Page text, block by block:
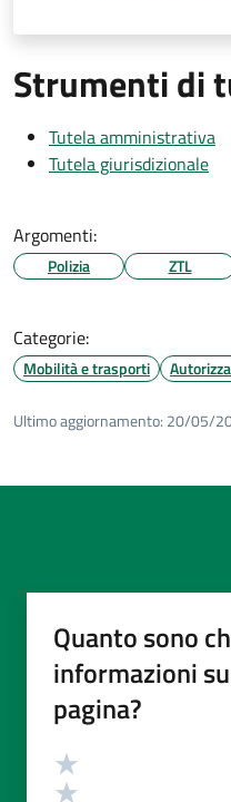
Strumenti di
Tutela amministrativa
Tutela giurisdizionale
Argomenti:
Polizia ZTL
Categorie:
Mobilità e trasporti
Ultimo aggiornamento: 20/05/
Quanto sono
informazioni
pagina?
Valutazione